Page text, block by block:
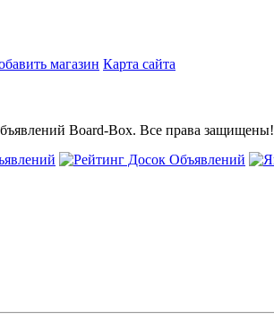
магазин Карта сайта
Board-Box. Все права защищены!